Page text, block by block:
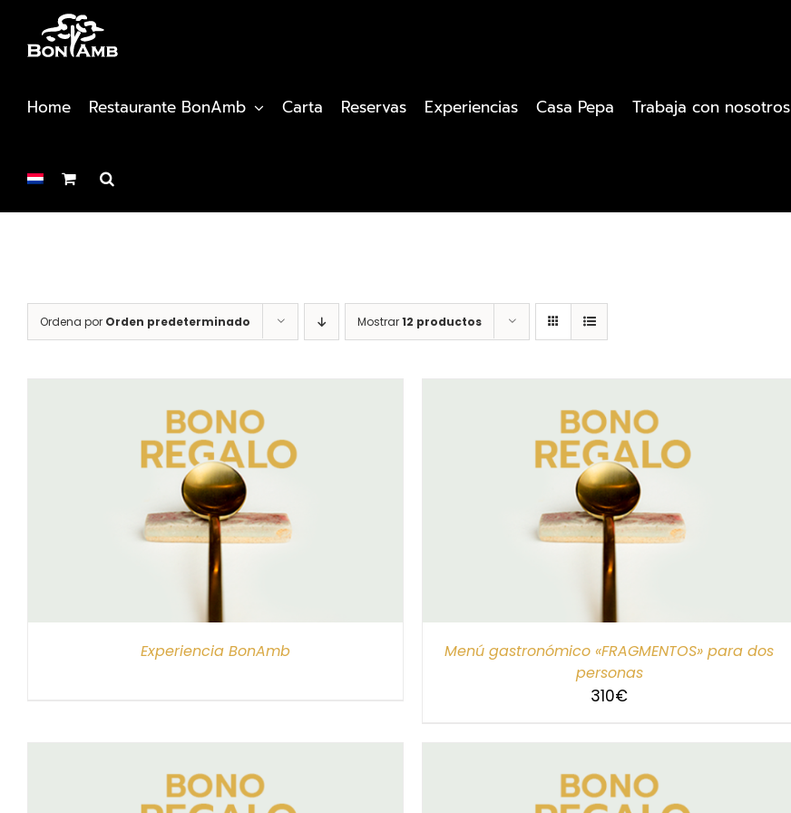
contenido
Home Restaurante BonAmb Carta Reservas Experiencias Casa Pepa Trabaja con nosotros
Ordena por Orden predeterminado Mostrar12 productos
Experiencia BonAmb
SELECCIONAR IMPORTE
Menú gastronómico «FRAGMENTOS» para dos
personas
310€
SELECCIONAR IMPORTE